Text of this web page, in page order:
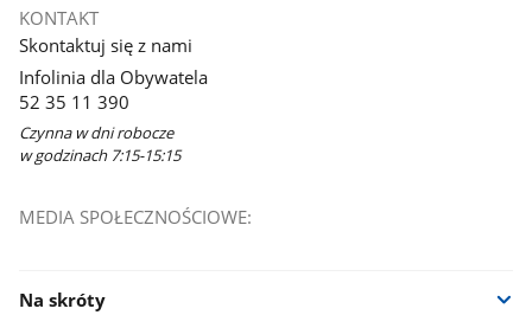
KONTAKT
Skontaktuj się z nami
Infolinia dla Obywatela
52 35 11 390
Czynna w dni robocze
w godzinach 7:15-15:15
MEDIA SPOŁECZNOŚCIOWE:
Na skróty